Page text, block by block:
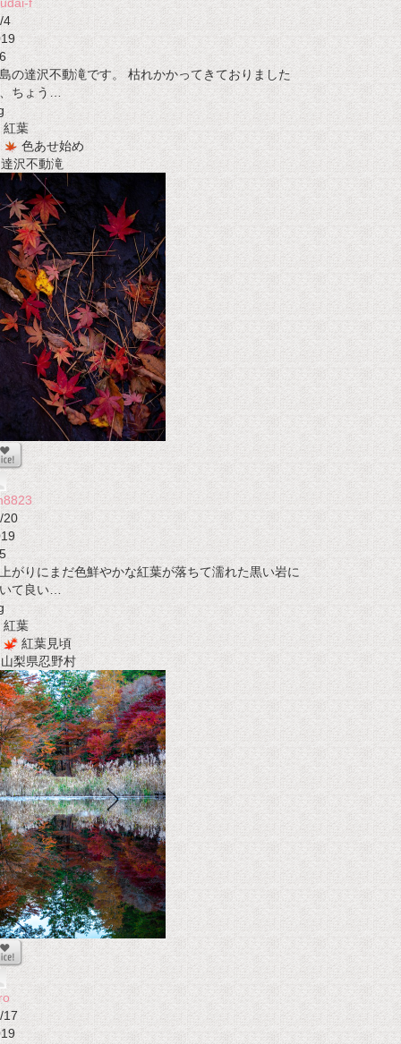
4
6
の達沢不動滝です。 枯れかかってきておりました
ちょう…
紅葉
色あせ始め
沢不動滝
20
5
がりにまだ色鮮やかな紅葉が落ちて濡れた黒い岩に
て良い…
紅葉
紅葉見頃
梨県忍野村
17